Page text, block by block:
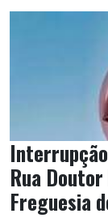
Rua
Freguesia